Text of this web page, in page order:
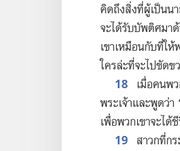
คิด​ถึง​สิ่ง​ที่​ผู้​เป็น​น
จะ​ได้​รับ​บัพติศมา​
เขา​เหมือน​กับ​ที่​ใ
ใคร​ล่ะ​ที่​จะ​ไป​ขัด​ข
18 เมื่อ​คน​พ
พระเจ้า​และ​พูด​ว่า
เพื่อ​พวก​เขา​จะ​ได้​
19 สาวก​ที่​ก